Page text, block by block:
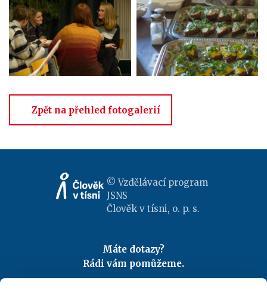
Zpět na přehled fotogalerií
© Vzdělávací program
JSNS
Člověk v tísni, o. p. s.
Máte dotazy?
Rádi vám pomůžeme.